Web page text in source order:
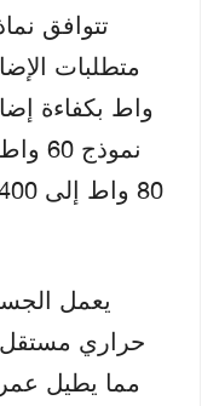
تتوافق
يعمل
حراري مستقل
مما يطيل